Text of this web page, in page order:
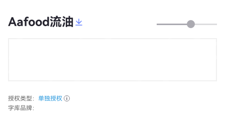
Aafood流油
授权类型： 单独授权
字库品牌：